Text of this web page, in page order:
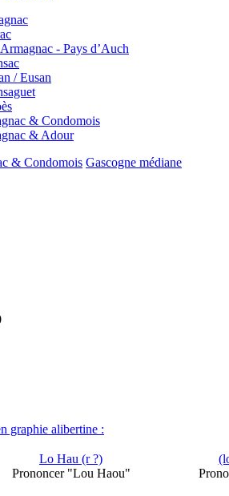
- Pays d’Auch
/ Eusan
& Condomois
& Adour
& Condomois Gascogne médiane
graphie alibertine :
Lo Hau (r ?)
Prononcer "Lou Haou"